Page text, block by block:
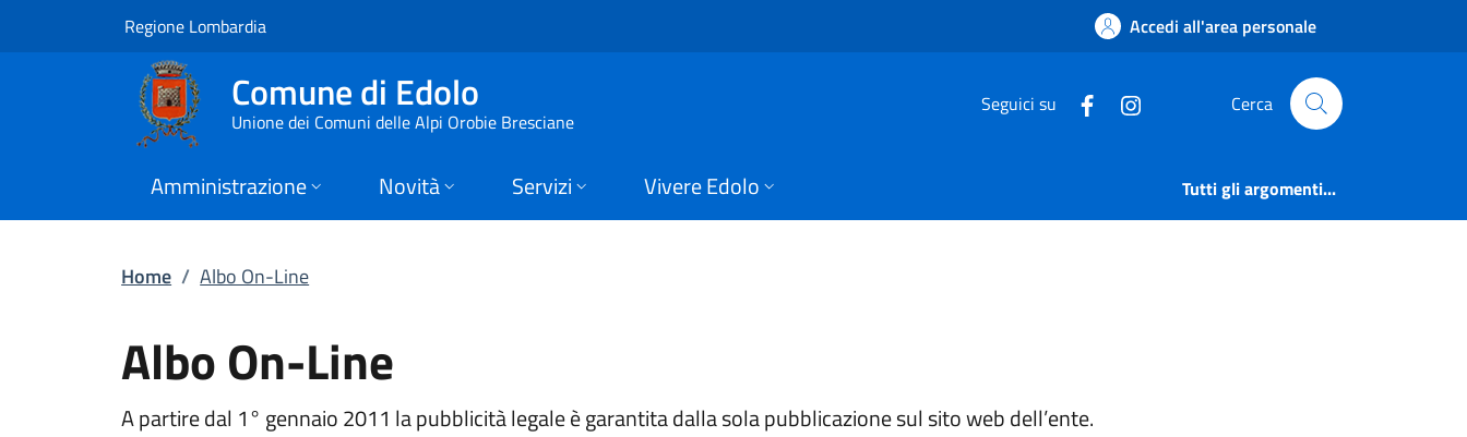
Vai al contenuto principale
Albo On-Line | Comune di Edolo
Regione Lombardia Accedi all'area personale
Comune di Edolo
Unione dei Comuni delle Alpi Orobie Bresciane
Seguici su Cerca
Amministrazione Novità Servizi Vivere Edolo Tutti gli argomenti...
Home / Albo On-Line
Albo On-Line
A partire dal 1° gennaio 2011 la pubblicità legale è garantita dalla sola pubblicazione sul sito web dell’ente.